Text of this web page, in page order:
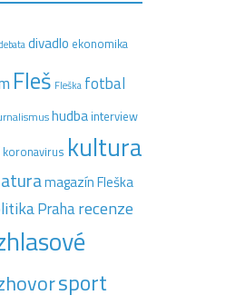
divadlo ekonomika
Fleš Fleška fotbal
hudba interview
koronavirus kultura
magazín Fleška
Praharecenze
sport